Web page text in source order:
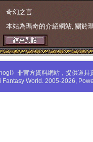
奇幻之言
本站為瑪奇的介紹網站, 關於
》非官方資料網站，提供道
World. 2005-2026,